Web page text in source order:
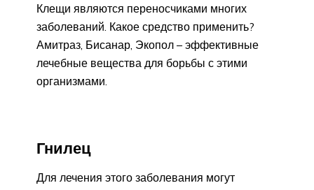
Клещи являются переносчиками многих
заболеваний. Какое средство применить?
Амитраз, Бисанар, Экопол – эффективные
лечебные вещества для борьбы с этими
организмами.
Гнилец
Для лечения этого заболевания могут